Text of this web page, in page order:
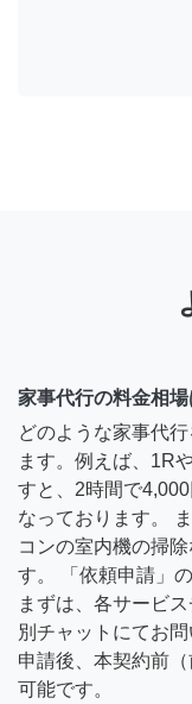
家事代行の料金相場
どのような家事代
ます。例えば、1R
すと、2時間で
なっております。
コンの室内機の掃
す。 「依頼申請」
まずは、各サービ
別チャットにてお
申請後、本契約前
可能です。